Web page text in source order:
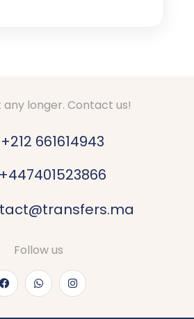
any longer. Contact us!
+212 661614943
+447401523866
Follow us